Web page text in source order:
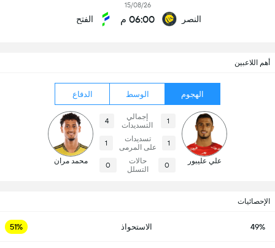
النصر
15/08/26
06:00 م الفتح
أهم اللاعبين
الهجوم الوسط الدفاع
علي عليبور
1
إجمالي
التسديدات
4
1
تسديدات
على المرمى
1
0
حالات
التسلل
0 محمد مران
الإحصائيات
49% الاستحواذ 51%